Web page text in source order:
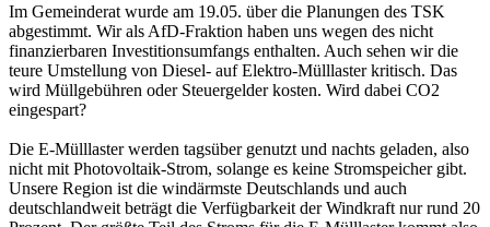
Im Gemeinderat wurde am 19.05. über die Planungen des TSK
abgestimmt. Wir als AfD-Fraktion haben uns wegen des nicht
finanzierbaren Investitionsumfangs enthalten. Auch sehen wir die
teure Umstellung von Diesel- auf Elektro-Mülllaster kritisch. Das
wird Müllgebühren oder Steuergelder kosten. Wird dabei CO2
eingespart?
Die E-Mülllaster werden tagsüber genutzt und nachts geladen, also
nicht mit Photovoltaik-Strom, solange es keine Stromspeicher gibt.
Unsere Region ist die windärmste Deutschlands und auch
deutschlandweit beträgt die Verfügbarkeit der Windkraft nur rund 20